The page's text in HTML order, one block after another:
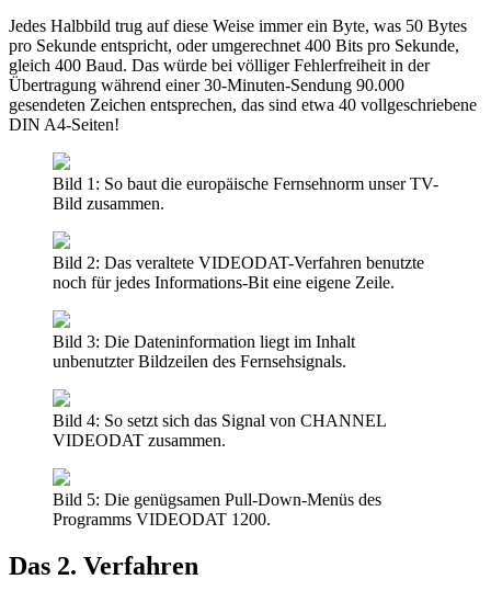
Jedes Halbbild trug auf diese Weise immer ein Byte, was 50 Bytes
pro Sekunde entspricht, oder umgerechnet 400 Bits pro Sekunde,
gleich 400 Baud. Das würde bei völliger Fehlerfreiheit in der
Übertragung während einer 30-Minuten-Sendung 90.000
gesendeten Zeichen entsprechen, das sind etwa 40 vollgeschriebene
DIN A4-Seiten!
Bild 1: So baut die europäische Fernsehnorm unser TV-
Bild zusammen.
Bild 2: Das veraltete VIDEODAT-Verfahren benutzte
noch für jedes Informations-Bit eine eigene Zeile.
Bild 3: Die Dateninformation liegt im Inhalt
unbenutzter Bildzeilen des Fernsehsignals.
Bild 4: So setzt sich das Signal von CHANNEL
VIDEODAT zusammen.
Bild 5: Die genügsamen Pull-Down-Menüs des
Programms VIDEODAT 1200.
Das 2. Verfahren